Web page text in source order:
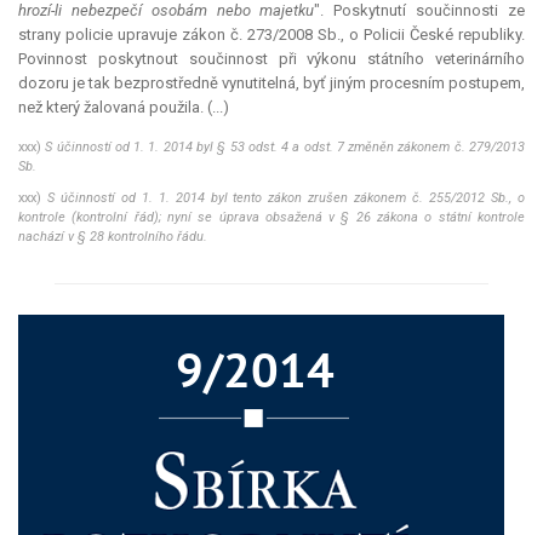
hrozí-li nebezpečí osobám nebo majetku". Poskytnutí součinnosti ze
strany policie upravuje zákon č. 273/2008 Sb., o Policii České republiky.
Povinnost poskytnout součinnost při výkonu státního veterinárního
dozoru je tak bezprostředně vynutitelná, byť jiným procesním postupem,
než který žalovaná použila. (...)
xxx)S účinností od 1. 1. 2014 byl § 53 odst. 4 a odst. 7 změněn zákonem č. 279/2013
Sb.
xxx) S účinností od 1. 1. 2014 byl tento zákon zrušen zákonem č. 255/2012 Sb., o
kontrole (kontrolní řád); nyní se úprava obsažená v § 26 zákona o státní kontrole
nachází v § 28 kontrolního řádu.